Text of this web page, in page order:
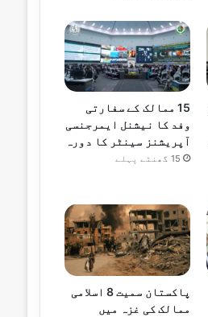
15 ممالک کے سفارتی
وفد کا نیشنل ایمرجنسی
آپریشنز سینٹر کا دورہ
15 گھنٹے پہلے
پاکستان سمیت 8 اسلامی
ممالک کی غزہ میں